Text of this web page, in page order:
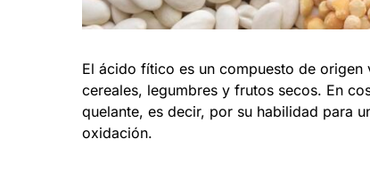
El ácido fítico es un compuesto de origen
cereales, legumbres y frutos secos. En
quelante, es decir, por su habilidad para
oxidación.